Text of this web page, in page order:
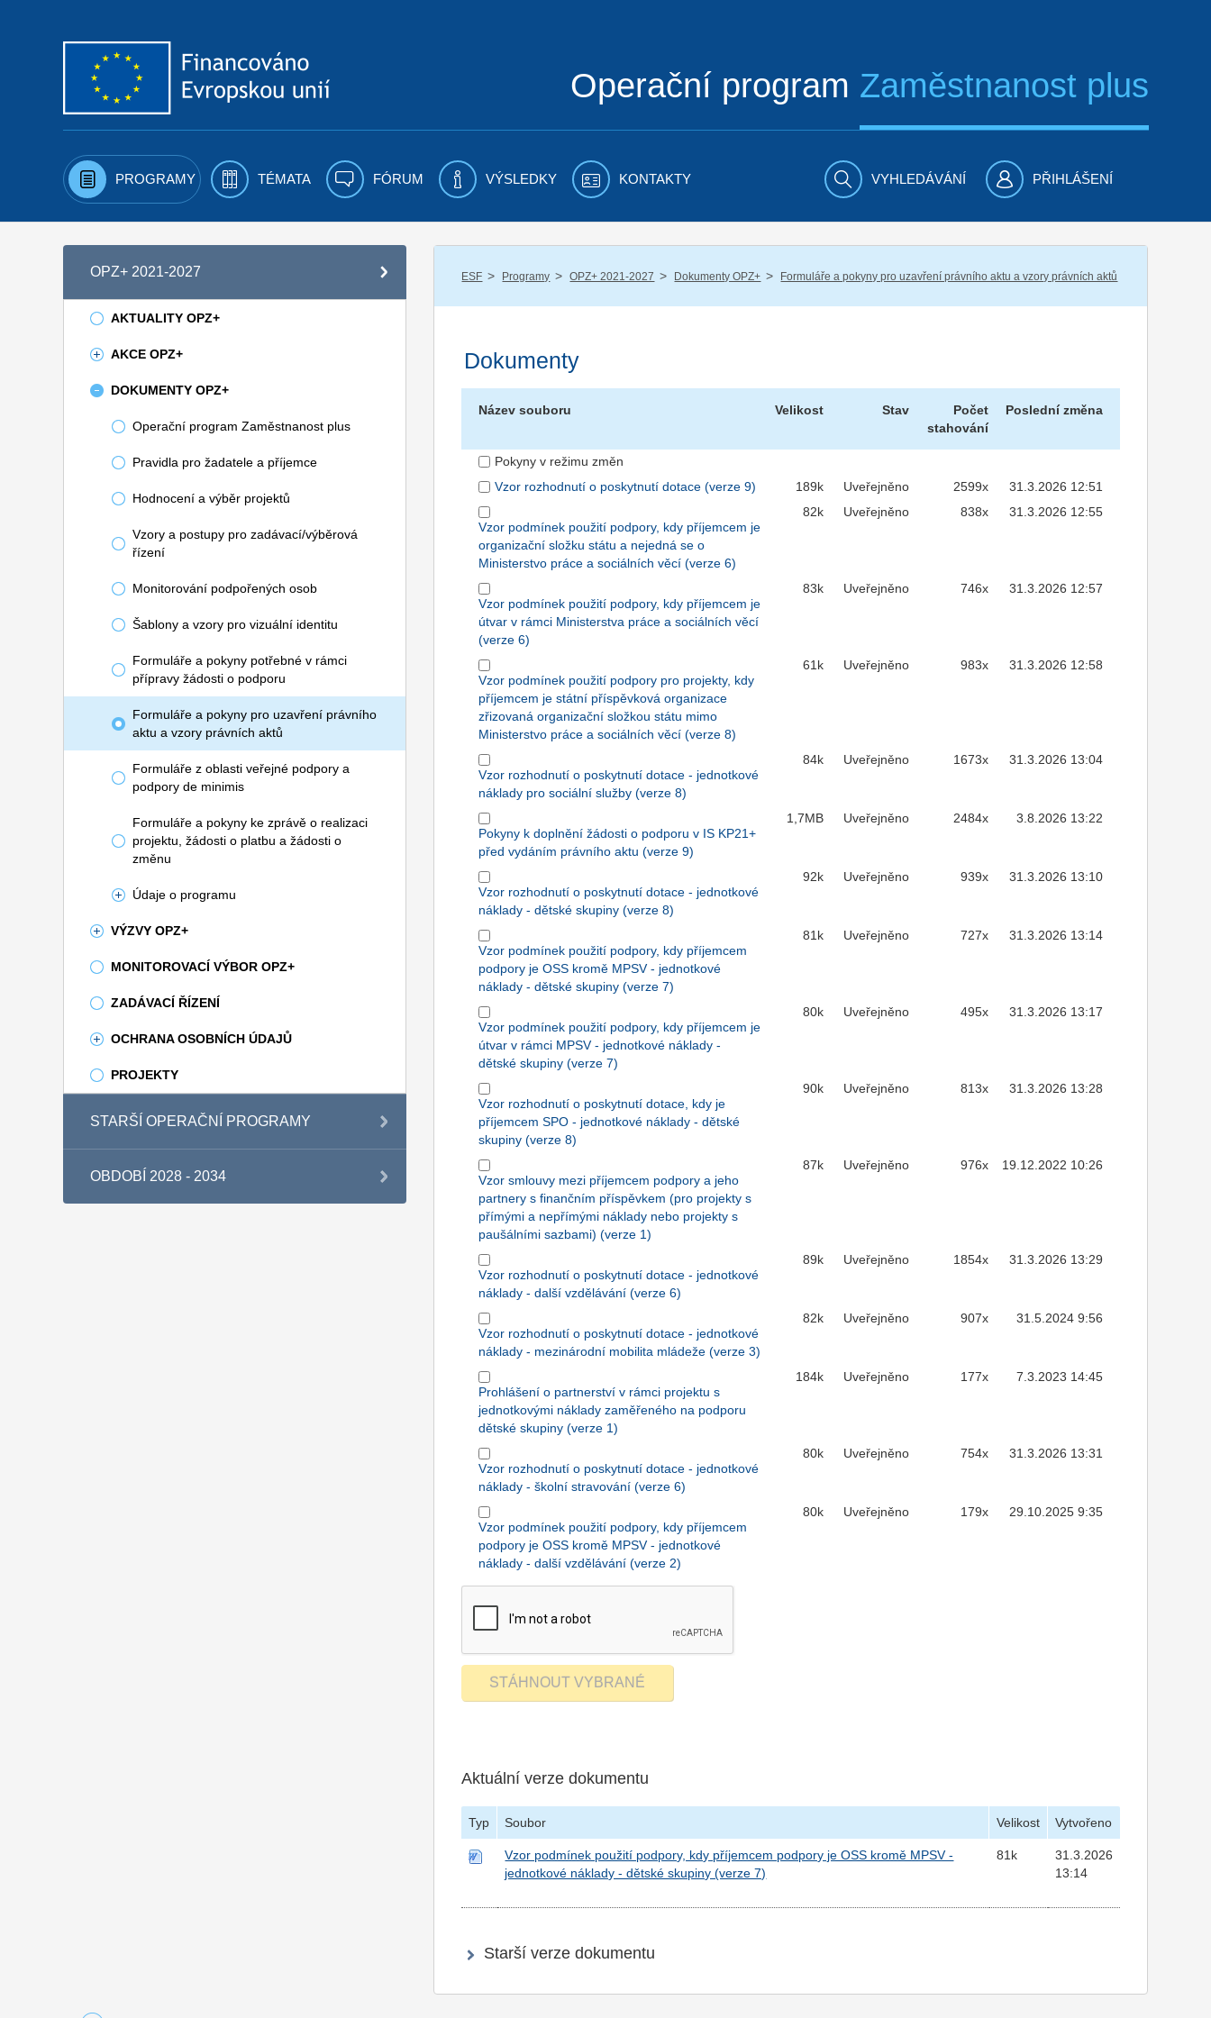
Operační program Zaměstnanost plus
PROGRAMY TÉMATA FÓRUM VÝSLEDKY KONTAKTY VYHLEDÁVÁNÍ PŘIHLÁŠENÍ
OPZ+ 2021-2027
AKTUALITY OPZ+
AKCE OPZ+
DOKUMENTY OPZ+
Operační program Zaměstnanost plus
Pravidla pro žadatele a příjemce
Hodnocení a výběr projektů
Vzory a postupy pro zadávací/výběrová
řízení
Monitorování podpořených osob
Šablony a vzory pro vizuální identitu
Formuláře a pokyny potřebné v rámci
přípravy žádosti o podporu
Formuláře a pokyny pro uzavření právního
aktu a vzory právních aktů
Formuláře z oblasti veřejné podpory a
podpory de minimis
Formuláře a pokyny ke zprávě o realizaci
projektu, žádosti o platbu a žádosti o
změnu
Údaje o programu
VÝZVY OPZ+
MONITOROVACÍ VÝBOR OPZ+
ZADÁVACÍ ŘÍZENÍ
OCHRANA OSOBNÍCH ÚDAJŮ
PROJEKTY
STARŠÍ OPERAČNÍ PROGRAMY
OBDOBÍ 2028 - 2034
ESF / Programy / OPZ+ 2021-2027 / Dokumenty OPZ+ / Formuláře a pokyny pro uzavření právního aktu a vzory právních aktů
Dokumenty
Název souboru Velikost Stav
Počet
stahování
Poslední změna
Pokyny v režimu změn
Vzor rozhodnutí o poskytnutí dotace (verze 9)
189k Uveřejněno 2599x 31.3.2026 12:51
Vzor podmínek použití podpory, kdy příjemcem je
organizační složku státu a nejedná se o
Ministerstvo práce a sociálních věcí (verze 6)
82k Uveřejněno 838x 31.3.2026 12:55
Vzor podmínek použití podpory, kdy příjemcem je
útvar v rámci Ministerstva práce a sociálních věcí
(verze 6)
83k Uveřejněno 746x 31.3.2026 12:57
Vzor podmínek použití podpory pro projekty, kdy
příjemcem je státní příspěvková organizace
zřizovaná organizační složkou státu mimo
Ministerstvo práce a sociálních věcí (verze 8)
61k Uveřejněno 983x 31.3.2026 12:58
Vzor rozhodnutí o poskytnutí dotace - jednotkové
náklady pro sociální služby (verze 8)
84k Uveřejněno 1673x 31.3.2026 13:04
Pokyny k doplnění žádosti o podporu v IS KP21+
před vydáním právního aktu (verze 9)
1,7MB Uveřejněno 2484x 3.8.2026 13:22
Vzor rozhodnutí o poskytnutí dotace - jednotkové
náklady - dětské skupiny (verze 8)
92k Uveřejněno 939x 31.3.2026 13:10
Vzor podmínek použití podpory, kdy příjemcem
podpory je OSS kromě MPSV - jednotkové
náklady - dětské skupiny (verze 7)
81k Uveřejněno 727x 31.3.2026 13:14
Vzor podmínek použití podpory, kdy příjemcem je
útvar v rámci MPSV - jednotkové náklady -
dětské skupiny (verze 7)
80k Uveřejněno 495x 31.3.2026 13:17
Vzor rozhodnutí o poskytnutí dotace, kdy je
příjemcem SPO - jednotkové náklady - dětské
skupiny (verze 8)
90k Uveřejněno 813x 31.3.2026 13:28
Vzor smlouvy mezi příjemcem podpory a jeho
partnery s finančním příspěvkem (pro projekty s
přímými a nepřímými náklady nebo projekty s
paušálními sazbami) (verze 1)
87k Uveřejněno 976x 19.12.2022 10:26
Vzor rozhodnutí o poskytnutí dotace - jednotkové
náklady - další vzdělávání (verze 6)
89k Uveřejněno 1854x 31.3.2026 13:29
Vzor rozhodnutí o poskytnutí dotace - jednotkové
náklady - mezinárodní mobilita mládeže (verze 3)
82k Uveřejněno 907x 31.5.2024 9:56
Prohlášení o partnerství v rámci projektu s
jednotkovými náklady zaměřeného na podporu
dětské skupiny (verze 1)
184k Uveřejněno 177x 7.3.2023 14:45
Vzor rozhodnutí o poskytnutí dotace - jednotkové
náklady - školní stravování (verze 6)
80k Uveřejněno 754x 31.3.2026 13:31
Vzor podmínek použití podpory, kdy příjemcem
podpory je OSS kromě MPSV - jednotkové
náklady - další vzdělávání (verze 2)
80k Uveřejněno 179x 29.10.2025 9:35
Aktuální verze dokumentu
Typ Soubor Velikost Vytvořeno
Vzor podmínek použití podpory, kdy příjemcem podpory je OSS kromě MPSV -
jednotkové náklady - dětské skupiny (verze 7)
81k
31.3.2026
13:14
Starší verze dokumentu